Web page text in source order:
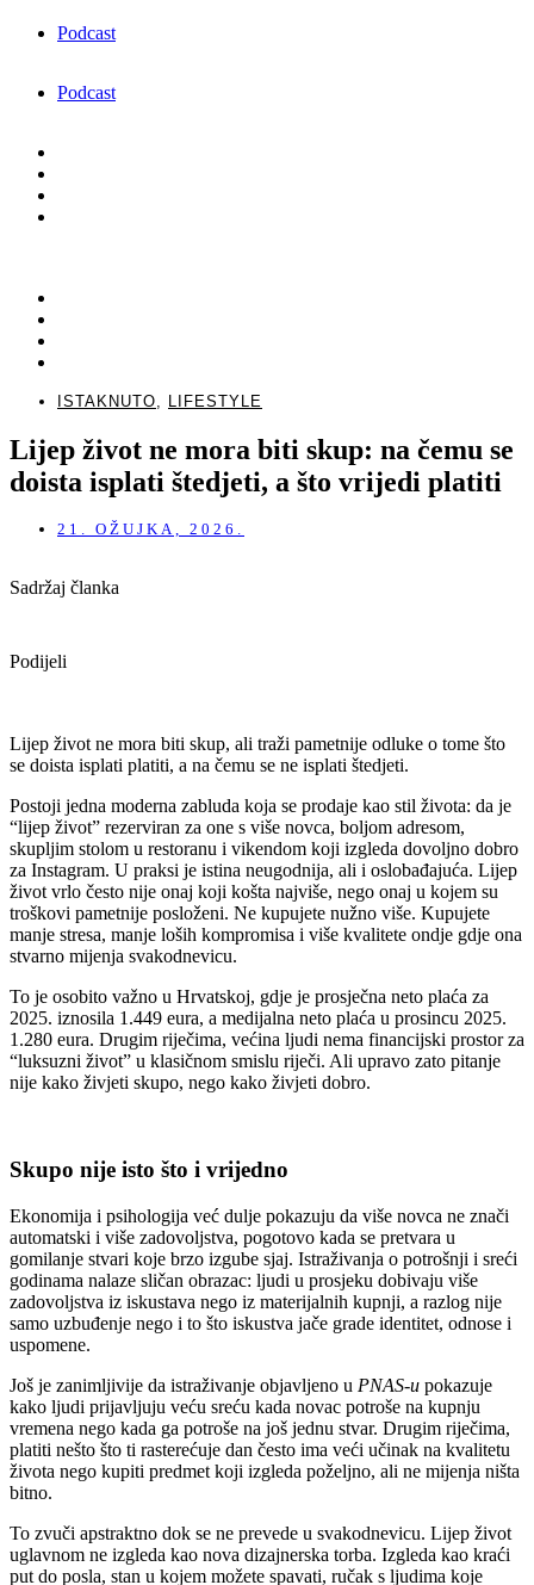
Podcast
Podcast
ISTAKNUTO LIFESTYLE
Lijep život ne mora biti skup: na čemu se
doista isplati štedjeti, a što vrijedi platiti
21. OŽUJKA, 2026.
Sadržaj članka
Podijeli
Lijep život ne mora biti skup, ali traži pametnije odluke o tome što
se doista isplati platiti, a na čemu se ne isplati štedjeti.
Postoji jedna moderna zabluda koja se prodaje kao stil života: da je
“lijep život” rezerviran za one s više novca, boljom adresom,
skupljim stolom u restoranu i vikendom koji izgleda dovoljno dobro
za Instagram. U praksi je istina neugodnija, ali i oslobađajuća. Lijep
život vrlo često nije onaj koji košta najviše, nego onaj u kojem su
troškovi pametnije posloženi. Ne kupujete nužno više. Kupujete
manje stresa, manje loših kompromisa i više kvalitete ondje gdje ona
stvarno mijenja svakodnevicu.
To je osobito važno u Hrvatskoj, gdje je prosječna neto plaća za
2025. iznosila 1.449 eura, a medijalna neto plaća u prosincu 2025.
1.280 eura. Drugim riječima, većina ljudi nema financijski prostor za
“luksuzni život” u klasičnom smislu riječi. Ali upravo zato pitanje
nije kako živjeti skupo, nego kako živjeti dobro.
Skupo nije isto što i vrijedno
Ekonomija i psihologija već dulje pokazuju da više novca ne znači
automatski i više zadovoljstva, pogotovo kada se pretvara u
gomilanje stvari koje brzo izgube sjaj. Istraživanja o potrošnji i sreći
godinama nalaze sličan obrazac: ljudi u prosjeku dobivaju više
zadovoljstva iz iskustava nego iz materijalnih kupnji, a razlog nije
samo uzbuđenje nego i to što iskustva jače grade identitet, odnose i
uspomene.
Još je zanimljivije da istraživanje objavljeno u PNAS-u pokazuje
kako ljudi prijavljuju veću sreću kada novac potroše na kupnju
vremena nego kada ga potroše na još jednu stvar. Drugim riječima,
platiti nešto što ti rasterećuje dan često ima veći učinak na kvalitetu
života nego kupiti predmet koji izgleda poželjno, ali ne mijenja ništa
bitno.
To zvuči apstraktno dok se ne prevede u svakodnevicu. Lijep život
uglavnom ne izgleda kao nova dizajnerska torba. Izgleda kao kraći
put do posla, stan u kojem možete spavati, ručak s ljudima koje